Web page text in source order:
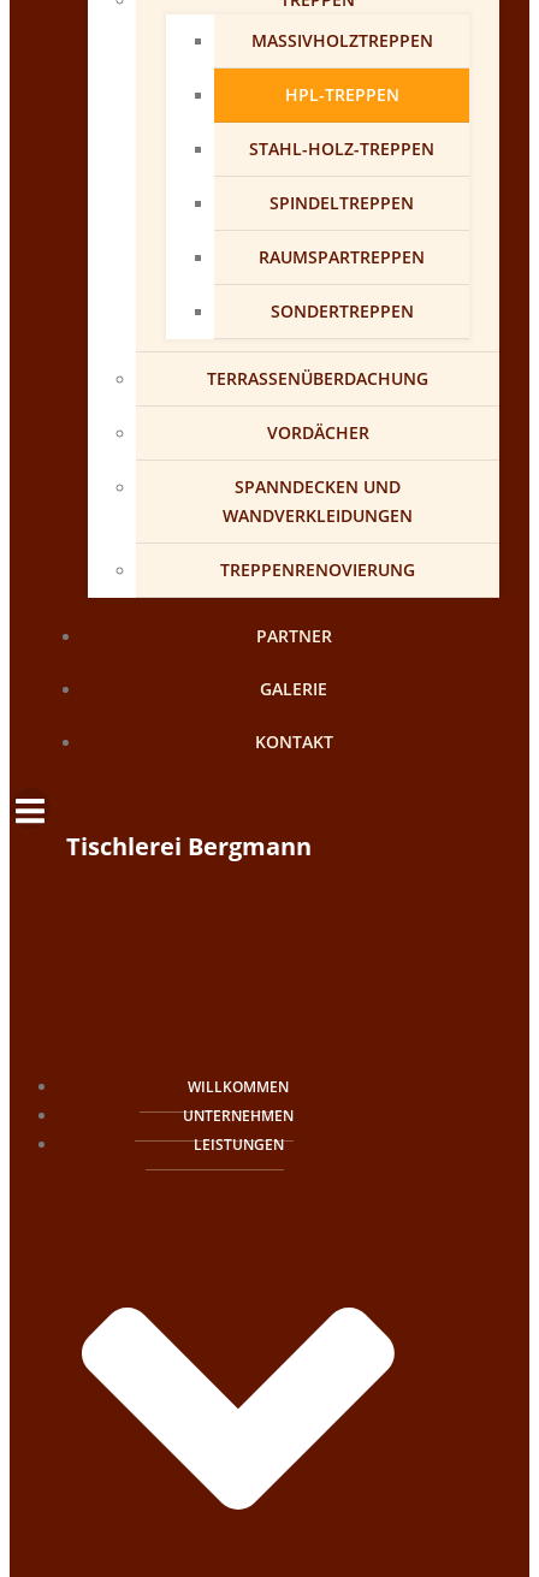
MASSIVHOLZTREPPEN
HPL-TREPPEN
STAHL-HOLZ-TREPPEN
SPINDELTREPPEN
RAUMSPARTREPPEN
SONDERTREPPEN
TERRASSENÜBERDACHUNG
VORDÄCHER
SPANNDECKEN UND
WANDVERKLEIDUNGEN
TREPPENRENOVIERUNG
PARTNER
GALERIE
KONTAKT
Tischlerei Bergmann
WILLKOMMEN
UNTERNEHMEN
LEISTUNGEN